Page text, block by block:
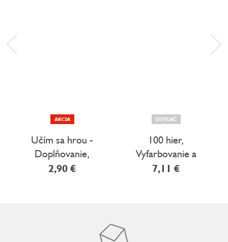
AKCIA
Učím sa hrou -
Doplňovanie,
vyfarbovanie a
2,90 €
DOTLAČ
100 hier,
Vyfarbovanie a
spájanie 3+
7,11 €